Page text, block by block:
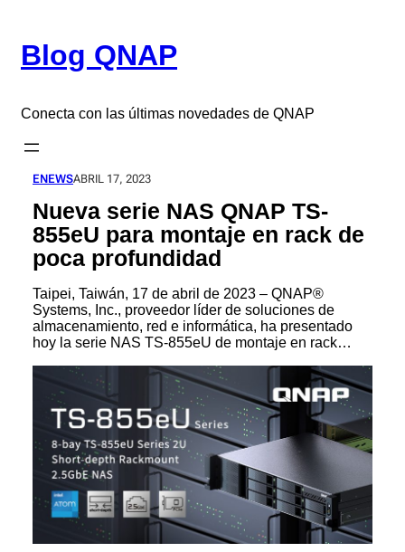
contenido
Blog QNAP
Conecta con las últimas novedades de QNAP
ENEWSABRIL 17, 2023
Nueva serie NAS QNAP TS-
855eU para montaje en rack de
poca profundidad
Taipei, Taiwán, 17 de abril de 2023 – QNAP®
Systems, Inc., proveedor líder de soluciones de
almacenamiento, red e informática, ha presentado
hoy la serie NAS TS-855eU de montaje en rack…